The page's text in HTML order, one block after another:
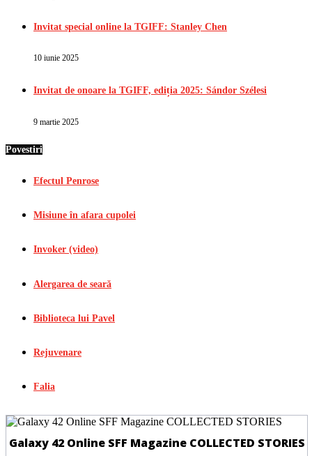
Invitat special online la TGIFF: Stanley Chen
10 iunie 2025
Invitat de onoare la TGIFF, ediția 2025: Sándor Szélesi
9 martie 2025
Povestiri
Efectul Penrose
Misiune în afara cupolei
Invoker (video)
Alergarea de seară
Biblioteca lui Pavel
Rejuvenare
Falia
Galaxy 42 Online SFF Magazine COLLECTED STORIES